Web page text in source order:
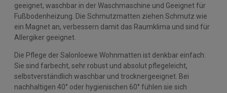
geeignet, waschbar in der Waschmaschine und Geeignet für
Fußbodenheizung. Die Schmutzmatten ziehen Schmutz wie
ein Magnet an, verbessern damit das Raumklima und sind für
Allergiker geeignet.
Die Pflege der Salonloewe Wohnmatten ist denkbar einfach:
Sie sind farbecht, sehr robust und absolut pflegeleicht,
selbstverständlich waschbar und trocknergeeignet. Bei
nachhaltigen 40° oder hygienischen 60° fühlen sie sich